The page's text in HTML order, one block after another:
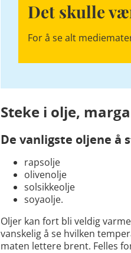
Det skulle
For å se alt
Steke i olje,
De vanligste oljene å
rapsolje
olivenolje
solsikkeolje
soyaolje.
Oljer kan fort bli veldig
vanskelig å se hvilken
maten lettere brent. Felles